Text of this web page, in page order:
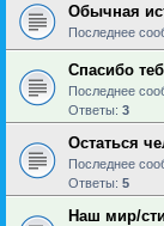
Обычная
Последнее
Спасибо
Последнее
Ответы: 3
Остаться
Последнее
Ответы: 5
Наш мир/